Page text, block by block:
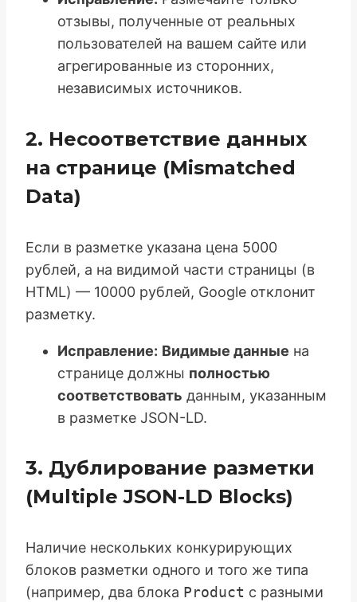
отзывы, полученные от реальных
пользователей на вашем сайте или
агрегированные из сторонних,
независимых источников.
2. Несоответствие данных
на странице (Mismatched
Data)
Если в разметке указана цена 5000
рублей, а на видимой части страницы (в
HTML) — 10000 рублей, Google отклонит
разметку.
Исправление: Видимые данные на
странице должны полностью
соответствовать данным, указанным
в разметке JSON-LD.
3. Дублирование разметки
(Multiple JSON-LD Blocks)
Наличие нескольких конкурирующих
блоков разметки одного и того же типа
(например, два блока Product с разными